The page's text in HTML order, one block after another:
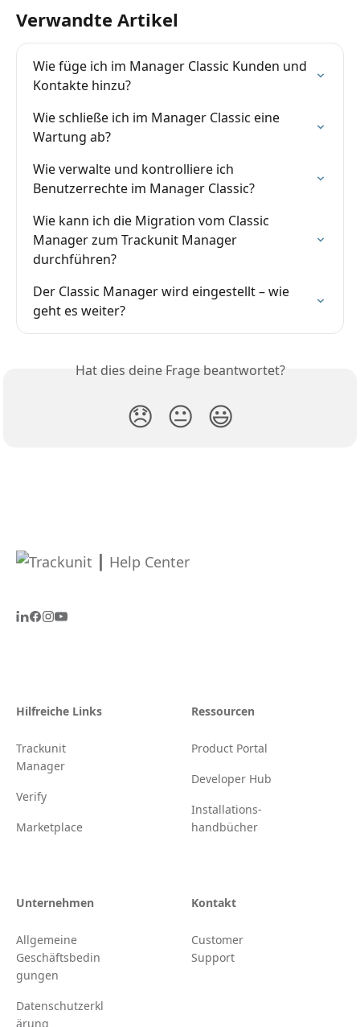
Verwandte Artikel
Wie füge ich im Manager Classic Kunden und
Kontakte hinzu?
Wie schließe ich im Manager Classic eine
Wartung ab?
Wie verwalte und kontrolliere ich
Benutzerrechte im Manager Classic?
Wie kann ich die Migration vom Classic
Manager zum Trackunit Manager
durchführen?
Der Classic Manager wird eingestellt – wie
geht es weiter?
Hat dies deine Frage beantwortet?
😞 😐 😃
Hilfreiche Links
Trackunit
Manager
Verify
Marketplace
Ressourcen
Product Portal
Developer Hub
Installations-
handbücher
Unternehmen
Allgemeine
Geschäftsbedin
gungen
Datenschutzerkl
ärung
Kontakt
Customer
Support